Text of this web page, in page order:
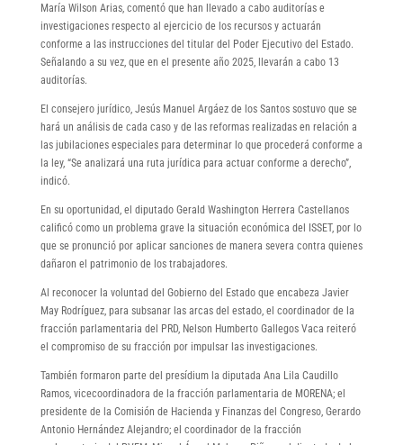
María Wilson Arias, comentó que han llevado a cabo auditorías e
investigaciones respecto al ejercicio de los recursos y actuarán
conforme a las instrucciones del titular del Poder Ejecutivo del Estado.
Señalando a su vez, que en el presente año 2025, llevarán a cabo 13
auditorías.
El consejero jurídico, Jesús Manuel Argáez de los Santos sostuvo que se
hará un análisis de cada caso y de las reformas realizadas en relación a
las jubilaciones especiales para determinar lo que procederá conforme a
la ley, “Se analizará una ruta jurídica para actuar conforme a derecho”,
indicó.
En su oportunidad, el diputado Gerald Washington Herrera Castellanos
calificó como un problema grave la situación económica del ISSET, por lo
que se pronunció por aplicar sanciones de manera severa contra quienes
dañaron el patrimonio de los trabajadores.
Al reconocer la voluntad del Gobierno del Estado que encabeza Javier
May Rodríguez, para subsanar las arcas del estado, el coordinador de la
fracción parlamentaria del PRD, Nelson Humberto Gallegos Vaca reiteró
el compromiso de su fracción por impulsar las investigaciones.
También formaron parte del presídium la diputada Ana Lila Caudillo
Ramos, vicecoordinadora de la fracción parlamentaria de MORENA; el
presidente de la Comisión de Hacienda y Finanzas del Congreso, Gerardo
Antonio Hernández Alejandro; el coordinador de la fracción